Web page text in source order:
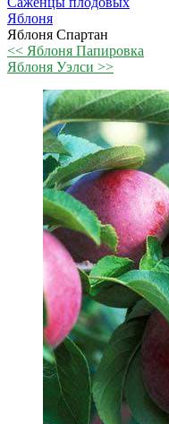
Яблоня
Яблоня Спартан
<< Яблоня Папировка
Яблоня Уэлси >>